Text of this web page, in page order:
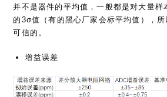
并不是器件的平均值，一般都是对大量样
的3σ值（有的黑心厂家会标平均值），
可信的。
增益误差